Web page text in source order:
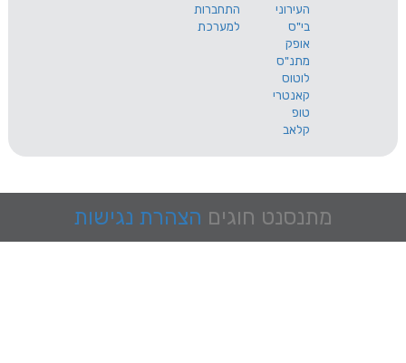
התחברות
למערכת
מתנסנט חוגים הצהרת נגישות